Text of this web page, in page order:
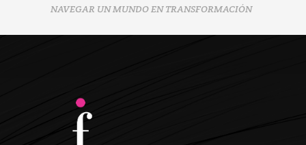
NAVEGAR UN MUNDO EN TRANSFORMACIÓN